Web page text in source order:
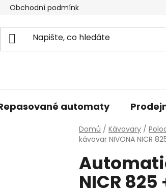
Obchodní podmínky
automaty
Domů / Kávovary /
kávovar NIVONA NICR
NICR